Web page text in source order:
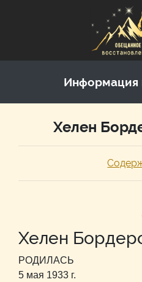
Информация
Хелен
Хелен
РОДИЛАСЬ
5 мая 1933 г.